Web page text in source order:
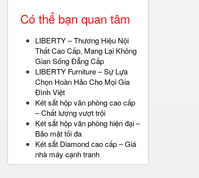
Có thể bạn quan tâm
LIBERTY – Thương Hiệu Nội
Thất Cao Cấp, Mang Lại Không
Gian Sống Đẳng Cấp
LIBERTY Furniture – Sự Lựa
Chọn Hoàn Hảo Cho Mọi Gia
Đình Việt
Két sắt hộp văn phòng cao cấp
– Chất lượng vượt trội
Két sắt hộp văn phòng hiện đại –
Bảo mật tối đa
Két sắt Diamond cao cấp – Giá
nhà máy cạnh tranh